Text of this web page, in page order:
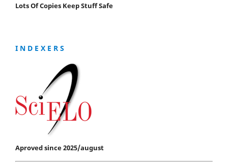
Lots Of Copies Keep Stuff Safe
I N D E X E R S
Aproved since 2025/august